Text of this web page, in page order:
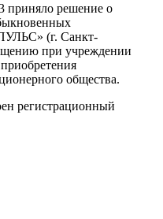
приняло решение о
(г. Санкт-
при учреждении
общества.
регистрационный